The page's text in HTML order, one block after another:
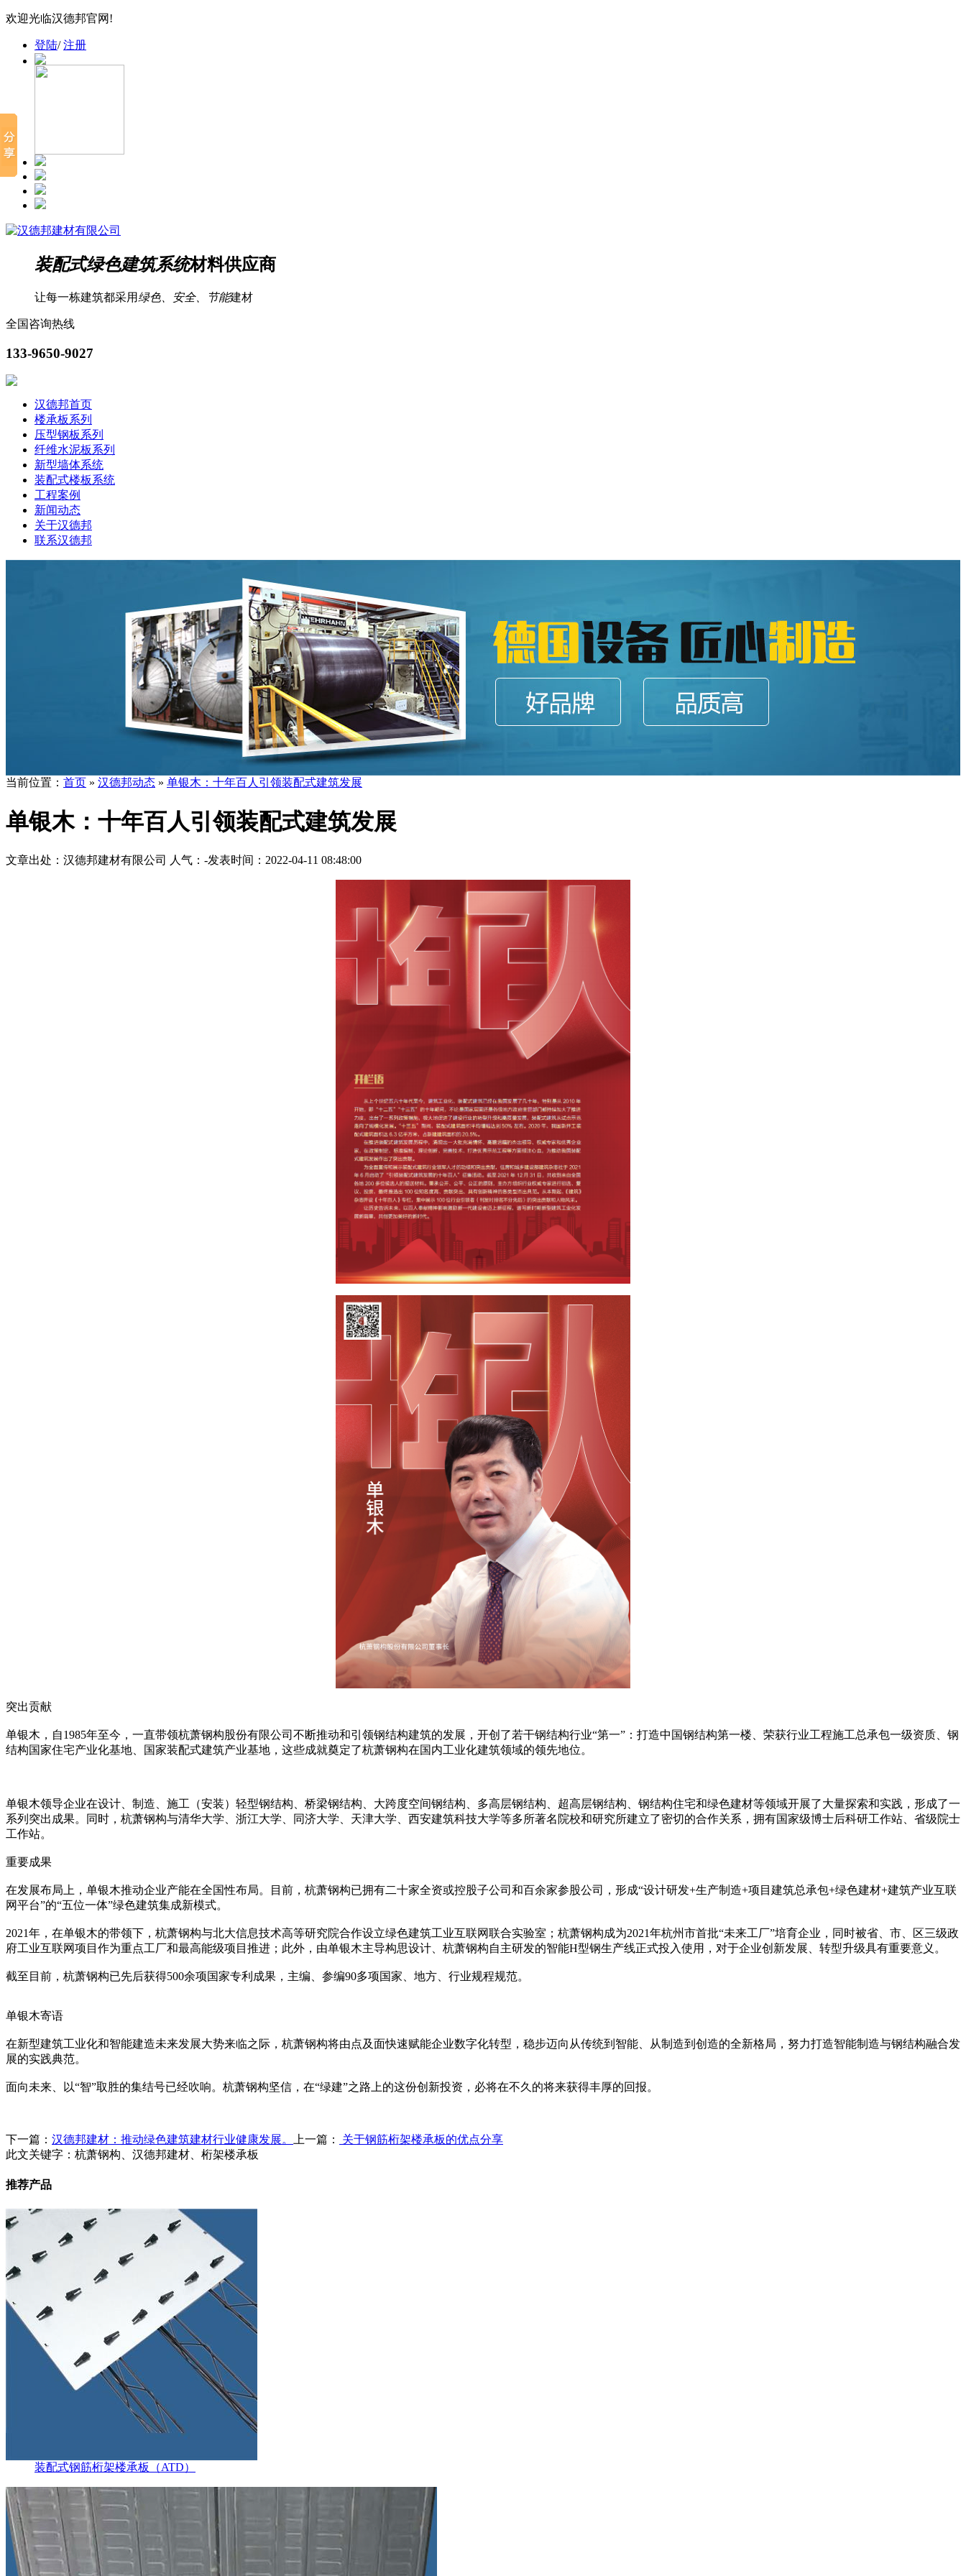
欢迎光临汉德邦官网!
登陆/注册
装配式绿色建筑系统材料供应商
让每一栋建筑都采用 绿色、安全、节能建材
全国咨询热线
133-9650-9027
汉德邦首页
楼承板系列
压型钢板系列
纤维水泥板系列
新型墙体系统
装配式楼板系统
工程案例
新闻动态
关于汉德邦
联系汉德邦
当前位置： 首页 » 汉德邦动态 » 单银木：十年百人引领装配式建筑发展
单银木：十年百人引领装配式建筑发展
文章出处：汉德邦建材有限公司 人气： -发表时间：2022-04-11 08:48:00
突出贡献
单银木，自1985年至今，一直带领杭萧钢构股份有限公司不断推动和引领钢结构建筑的发展，开创了若干钢结构行业“第一”：打造中国钢结构第一楼、荣获行业工程施工总承包一级资质、钢
结构国家住宅产业化基地、国家装配式建筑产业基地，这些成就奠定了杭萧钢构在国内工业化建筑领域的领先地位。
单银木领导企业在设计、制造、施工（安装）轻型钢结构、桥梁钢结构、大跨度空间钢结构、多高层钢结构、超高层钢结构、钢结构住宅和绿色建材等领域开展了大量探索和实践，形成了一
系列突出成果。同时，杭萧钢构与清华大学、浙江大学、同济大学、天津大学、西安建筑科技大学等多所著名院校和研究所建立了密切的合作关系，拥有国家级博士后科研工作站、省级院士
工作站。
重要成果
在发展布局上，单银木推动企业产能在全国性布局。目前，杭萧钢构已拥有二十家全资或控股子公司和百余家参股公司，形成“设计研发+生产制造+项目建筑总承包+绿色建材+建筑产业互联
网平台”的“五位一体”绿色建筑集成新模式。
2021年，在单银木的带领下，杭萧钢构与北大信息技术高等研究院合作设立绿色建筑工业互联网联合实验室；杭萧钢构成为2021年杭州市首批“未来工厂”培育企业，同时被省、市、区三级政
府工业互联网项目作为重点工厂和最高能级项目推进；此外，由单银木主导构思设计、杭萧钢构自主研发的智能H型钢生产线正式投入使用，对于企业创新发展、转型升级具有重要意义。
截至目前，杭萧钢构已先后获得500余项国家专利成果，主编、参编90多项国家、地方、行业规程规范。
单银木寄语
在新型建筑工业化和智能建造未来发展大势来临之际，杭萧钢构将由点及面快速赋能企业数字化转型，稳步迈向从传统到智能、从制造到创造的全新格局，努力打造智能制造与钢结构融合发
展的实践典范。
面向未来、以“智”取胜的集结号已经吹响。杭萧钢构坚信，在“绿建”之路上的这份创新投资，必将在不久的将来获得丰厚的回报。
下一篇： 汉德邦建材：推动绿色建筑建材行业健康发展。 上一篇：
关于钢筋桁架楼承板的优点分享
此文关键字： 杭萧钢构、汉德邦建材、桁架楼承板
推荐产品
装配式钢筋桁架楼承板（ATD）